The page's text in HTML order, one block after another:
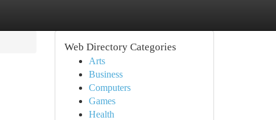
Web Directory Categories
Arts
Business
Computers
Games
Health